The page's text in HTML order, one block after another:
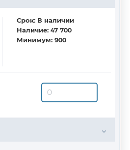
Срок: В наличии
Наличие:47 700
Минимум:900